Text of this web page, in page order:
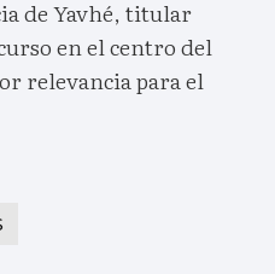
de Yavhé, titular
en el centro del
relevancia para el